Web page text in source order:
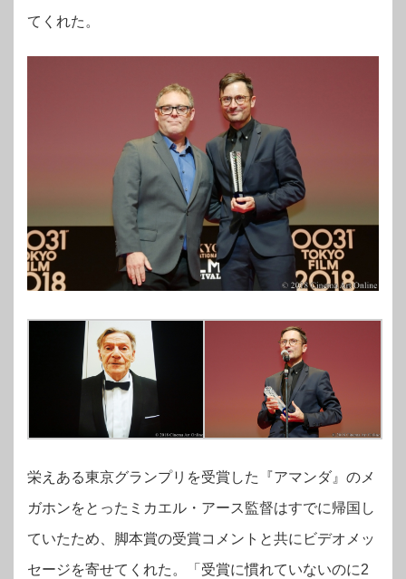
てくれた。
栄えある東京グランプリを受賞した『アマンダ』のメ
ガホンをとったミカエル・アース監督はすでに帰国し
ていたため、脚本賞の受賞コメントと共にビデオメッ
セージを寄せてくれた。「受賞に慣れていないのに2